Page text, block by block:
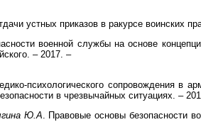
устных приказов в ракурсе
военной службы на основе
– 2017. –
психологического сопровождения
в чрезвычайных ситуациях. –
Ю.А. Правовые основы безопасности